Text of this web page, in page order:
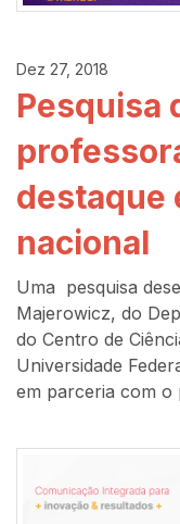
Dez 27, 2018
Pesquisa
destaque
nacional
Uma pesquisa
Majerowicz, do
do Centro de
Universidade
em parceria com o